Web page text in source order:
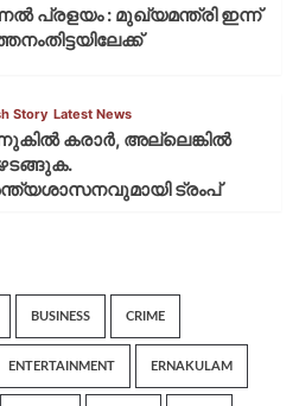
പ്രളയം : മുഖ്യമന്ത്രി ഇന്ന്
Story Latest News
കരാര്‍, അല്ലെങ്കില്‍
ട്രംപ്
BUSINESS CRIME
ENTERTAINMENT ERNAKULAM